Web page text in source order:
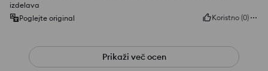
izdelava
Poglejte original
Koristno (0)
Prikaži več ocen